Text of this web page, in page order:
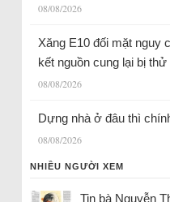
08/08/2026
Xăng E10 đối mặt nguy
kết nguồn cung lại bị thử
08/08/2026
Dựng nhà ở đâu thì
08/08/2026
NHIỀU NGƯỜI XEM
Tin bà Nguyễn